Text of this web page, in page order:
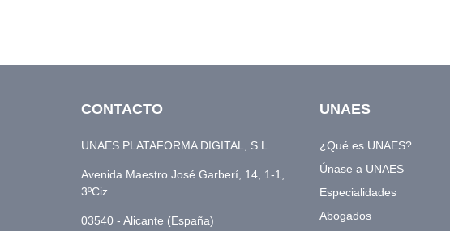
CONTACTO
UNAES PLATAFORMA DIGITAL, S.L.
Avenida Maestro José Garberí, 14, 1-1,
3ºCiz
03540 - Alicante (España)
UNAES
¿Qué es UNAES?
Únase a UNAES
Especialidades
Abogados